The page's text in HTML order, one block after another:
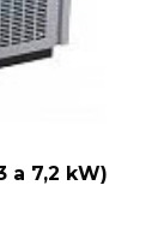
a 7,2 kW)